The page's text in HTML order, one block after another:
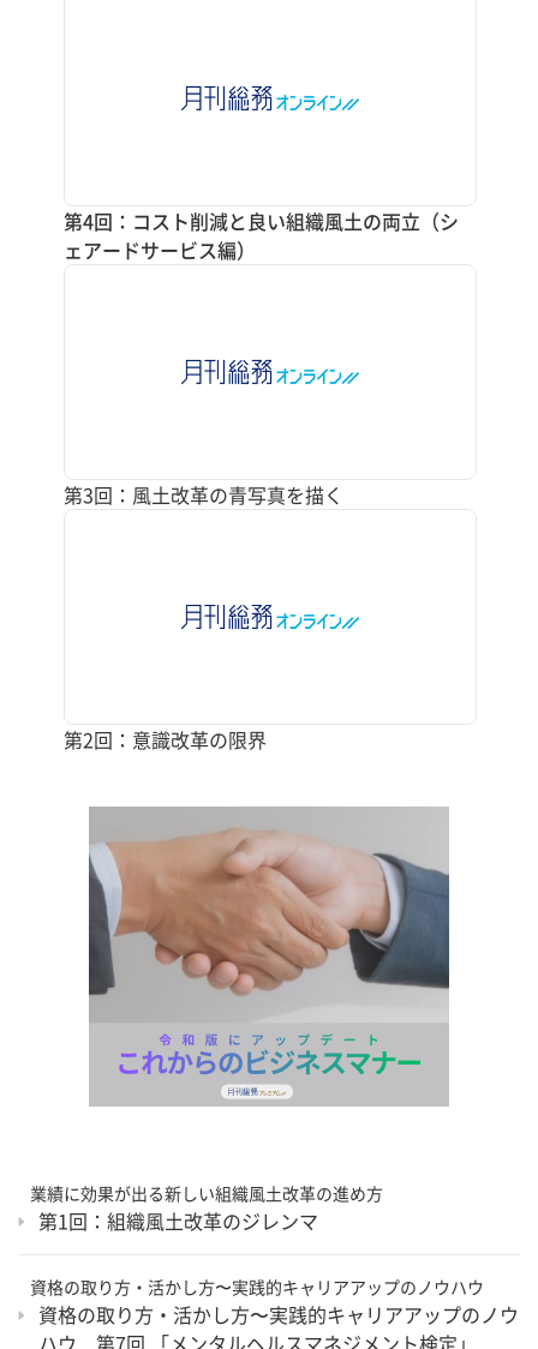
第4回：コスト削減と良い組織風土の両立（シ
ェアードサービス編）
第3回：風土改革の青写真を描く
第2回：意識改革の限界
業績に効果が出る新しい組織風土改革の進め方
第1回：組織風土改革のジレンマ
資格の取り方・活かし方〜実践的キャリアアップのノウハウ
資格の取り方・活かし方〜実践的キャリアアップのノウ
ハウ 第7回 「メンタルヘルスマネジメント検定」